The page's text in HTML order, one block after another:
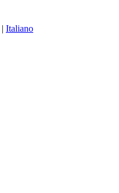
| Italiano